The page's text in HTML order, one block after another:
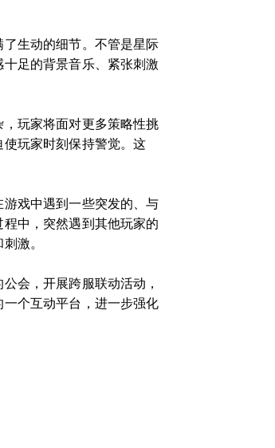
生动的细节。不管是星际
足的背景音乐、紧张刺激
玩家将面对更多策略性挑
玩家时刻保持警觉。这
戏中遇到一些突发的、与
中，突然遇到其他玩家的
激。
会，开展跨服联动活动，
个互动平台，进一步强化